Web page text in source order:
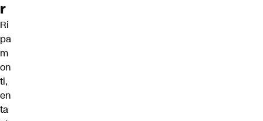
r
Ri
pa
m
on
ti,
en
ta